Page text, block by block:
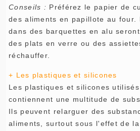
Conseils : Préférez le papier de
des aliments en papillote au four.
dans des barquettes en alu
des plats en verre ou des
réchauffer.
+ Les plastiques et silicones
Les plastiques et silicones
contiennent une multitude de
Ils peuvent relarguer des
aliments, surtout sous l'effet de